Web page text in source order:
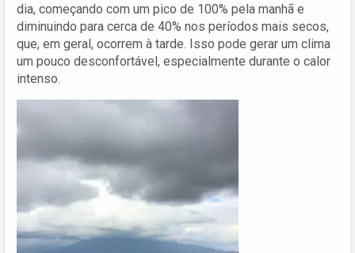
dia, começando com um pico de 100% pela manhã e
diminuindo para cerca de 40% nos períodos mais secos,
que, em geral, ocorrem à tarde. Isso pode gerar um clima
um pouco desconfortável, especialmente durante o calor
intenso.